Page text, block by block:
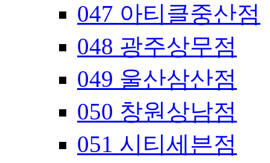
047 아티클중산점
048 광주상무점
049 울산삼산점
050 창원상남점
051 시티세븐점